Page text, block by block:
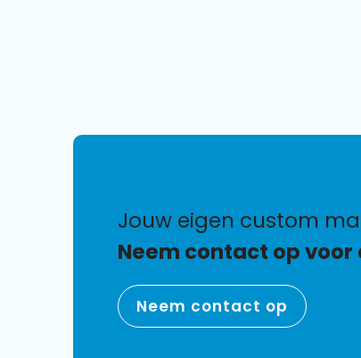
jouw eigen custom
Neem contact op
Neem contact op